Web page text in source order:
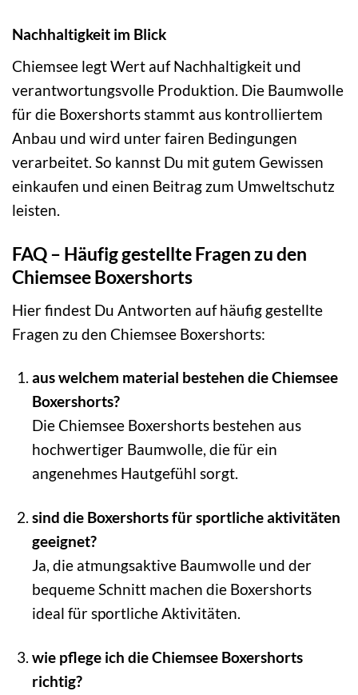
Nachhaltigkeit im Blick
Chiemsee legt Wert auf Nachhaltigkeit und
verantwortungsvolle Produktion. Die Baumwolle
für die Boxershorts stammt aus kontrolliertem
Anbau und wird unter fairen Bedingungen
verarbeitet. So kannst Du mit gutem Gewissen
einkaufen und einen Beitrag zum Umweltschutz
leisten.
FAQ – Häufig gestellte Fragen zu den
Chiemsee Boxershorts
Hier findest Du Antworten auf häufig gestellte
Fragen zu den Chiemsee Boxershorts:
aus welchem material bestehen die Chiemsee
Boxershorts?
Die Chiemsee Boxershorts bestehen aus
hochwertiger Baumwolle, die für ein
angenehmes Hautgefühl sorgt.
sind die Boxershorts für sportliche aktivitäten
geeignet?
Ja, die atmungsaktive Baumwolle und der
bequeme Schnitt machen die Boxershorts
ideal für sportliche Aktivitäten.
wie pflege ich die Chiemsee Boxershorts
richtig?